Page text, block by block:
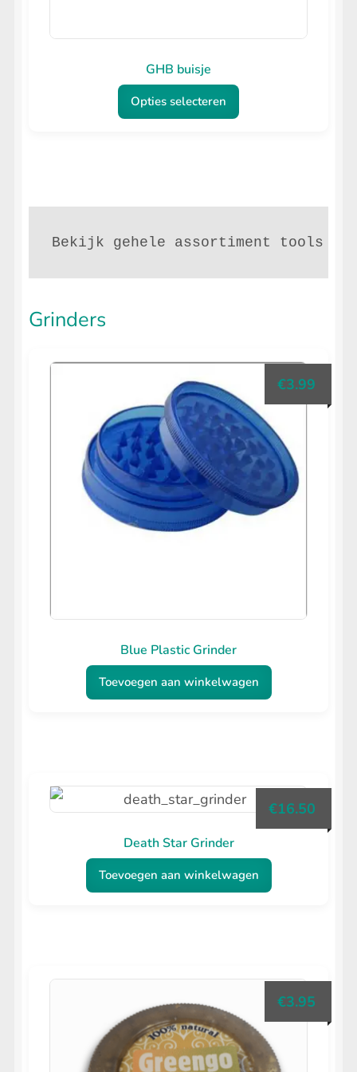
GHB buisje
Opties selecteren
meerdere
variaties.
optie
worden
op
de
productpagina
Bekijk gehele assortiment tools
Grinders
Blue Plastic Grinder
€3.99
Toevoegen aan winkelwagen
Death Star Grinder
€16.50
Toevoegen aan winkelwagen
€3.95